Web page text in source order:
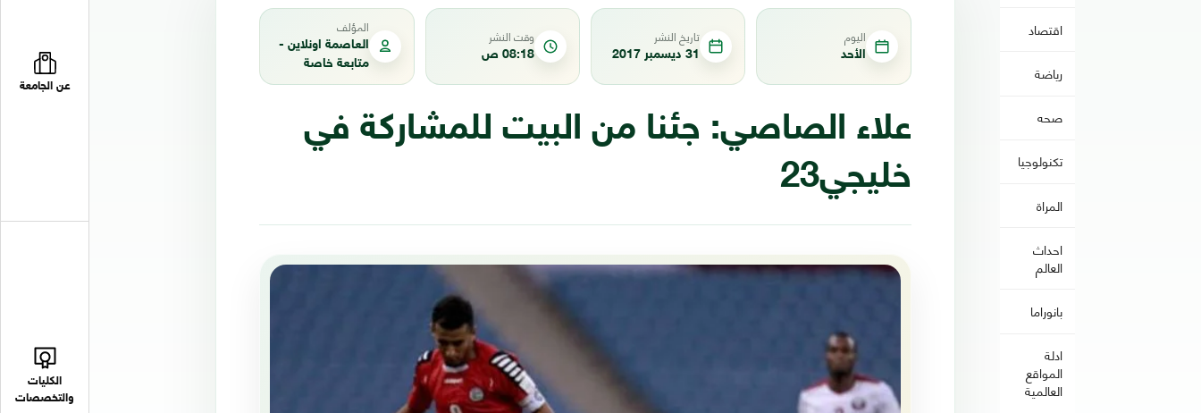
عن الجامعة
الكليات
والتخصصات
اقتصاد
رياضة
صحه
تكنولوجيا
المراة
احداث
العالم
بانوراما
ادلة
المواقع
العالمية
اليوم
الأحد
تاريخ النشر
31 ديسمبر 2017
وقت النشر
08:18 ص
المؤلف
العاصمة اونلاين -
متابعة خاصة
علاء الصاصي: جئنا من البيت للمشاركة في
خليجي23